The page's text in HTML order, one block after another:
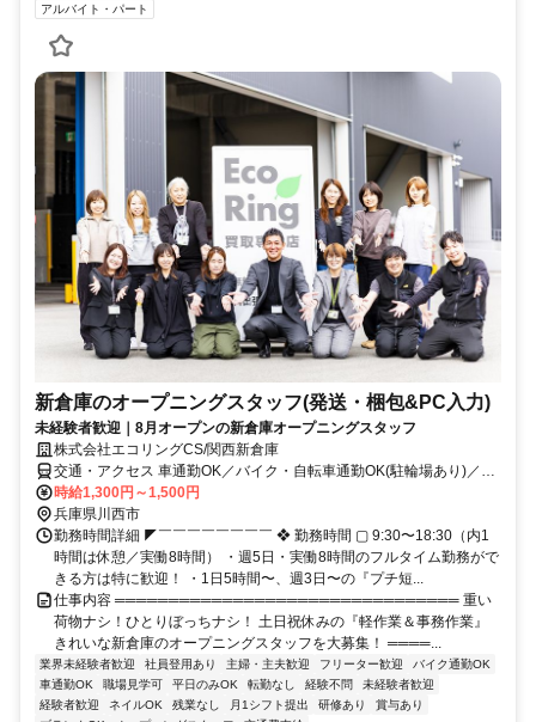
アルバイト・パート
新倉庫のオープニングスタッフ(発送・梱包&PC入力)
未経験者歓迎｜8月オープンの新倉庫オープニングスタッフ
株式会社エコリングCS/関西新倉庫
交通・アクセス 車通勤OK／バイク・自転車通勤OK(駐輪場あり)／転
勤なし／受動喫煙対策あり(新倉庫内に喫煙所あり)※2026年8月に、
尼崎の倉庫から新倉庫(川西市・ロジスタ北伊丹)へ移転します。今回
は新倉庫でのオープニングスタッフの募集です。
時給1,300円～1,500円
兵庫県川西市
勤務時間詳細 ◤￣￣￣￣￣￣￣￣ ❖ 勤務時間 ▢ 9:30〜18:30（内1
時間は休憩／実働8時間） ・週5日・実働8時間のフルタイム勤務がで
きる方は特に歓迎！ ・1日5時間〜、週3日〜の『プチ短...
仕事内容 ════════════════════════════════ 重い
荷物ナシ！ひとりぼっちナシ！ 土日祝休みの『軽作業＆事務作業』
きれいな新倉庫のオープニングスタッフを大募集！ ════...
業界未経験者歓迎 社員登用あり 主婦・主夫歓迎 フリーター歓迎
バイク通勤OK
車通勤OK
職場見学可 平日のみOK 転勤なし 経験不問
未経験者歓迎
経験者歓迎
ネイルOK 残業なし 月1シフト提出 研修あり
賞与あり